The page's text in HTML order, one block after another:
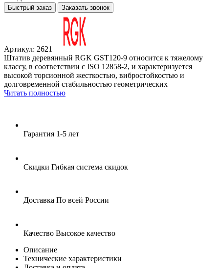
Быстрый заказ Заказать звонок
Артикул: 2621
Штатив деревянный RGK GST120-9 относится к тяжелому
классу, в соответствии с ISO 12858-2, и характеризуется
высокой торсионной жесткостью, вибростойкостью и
долговременной стабильностью геометрических
Читать полностью
Гарантия 1-5 лет
Скидки Гибкая система скидок
Доставка По всей России
Качество Высокое качество
Описание
Технические характеристики